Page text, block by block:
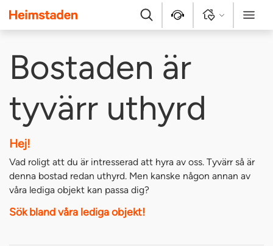
Heimstaden
Sök Kontakt Logga in Meny
Bostaden är
tyvärr uthyrd
Hej!
Vad roligt att du är intresserad att hyra av oss. Tyvärr så är
denna bostad redan uthyrd. Men kanske någon annan av
våra lediga objekt kan passa dig?
Sök bland våra lediga objekt!